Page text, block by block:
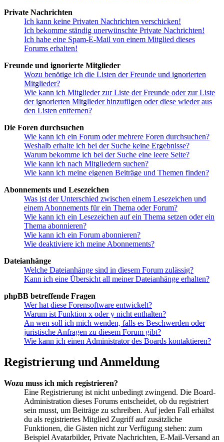
Private Nachrichten
Ich kann keine Privaten Nachrichten verschicken!
Ich bekomme ständig unerwünschte Private Nachrichten!
Ich habe eine Spam-E-Mail von einem Mitglied dieses
Forums erhalten!
Freunde und ignorierte Mitglieder
Wozu benötige ich die Listen der Freunde und ignorierten
Mitglieder?
Wie kann ich Mitglieder zur Liste der Freunde oder zur Liste
der ignorierten Mitglieder hinzufügen oder diese wieder aus
den Listen entfernen?
Die Foren durchsuchen
Wie kann ich ein Forum oder mehrere Foren durchsuchen?
Weshalb erhalte ich bei der Suche keine Ergebnisse?
Warum bekomme ich bei der Suche eine leere Seite?
Wie kann ich nach Mitgliedern suchen?
Wie kann ich meine eigenen Beiträge und Themen finden?
Abonnements und Lesezeichen
Was ist der Unterschied zwischen einem Lesezeichen und
einem Abonnements für ein Thema oder Forum?
Wie kann ich ein Lesezeichen auf ein Thema setzen oder ein
Thema abonnieren?
Wie kann ich ein Forum abonnieren?
Wie deaktiviere ich meine Abonnements?
Dateianhänge
Welche Dateianhänge sind in diesem Forum zulässig?
Kann ich eine Übersicht all meiner Dateianhänge erhalten?
phpBB betreffende Fragen
Wer hat diese Forensoftware entwickelt?
Warum ist Funktion x oder y nicht enthalten?
An wen soll ich mich wenden, falls es Beschwerden oder
juristische Anfragen zu diesem Forum gibt?
Wie kann ich einen Administrator des Boards kontaktieren?
Registrierung und Anmeldung
Wozu muss ich mich registrieren?
Eine Registrierung ist nicht unbedingt zwingend. Die Board-
Administration dieses Forums entscheidet, ob du registriert
sein musst, um Beiträge zu schreiben. Auf jeden Fall erhältst
du als registriertes Mitglied Zugriff auf zusätzliche
Funktionen, die Gästen nicht zur Verfügung stehen: zum
Beispiel Avatarbilder, Private Nachrichten, E-Mail-Versand an